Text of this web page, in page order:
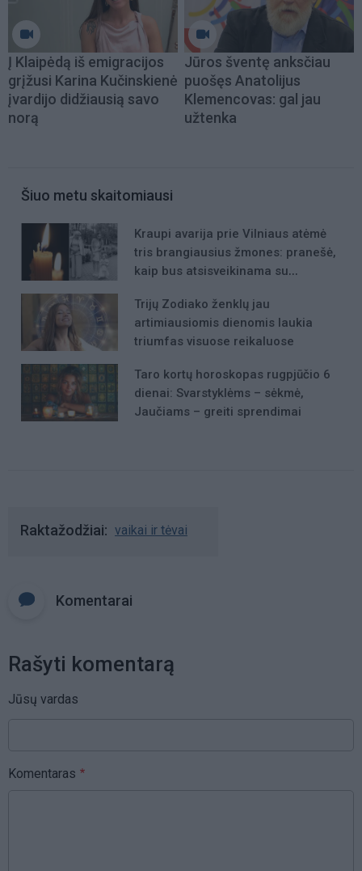
Į Klaipėdą iš emigracijos
grįžusi Karina Kučinskienė
įvardijo didžiausią savo
norą
Jūros šventę anksčiau
puošęs Anatolijus
Klemencovas: gal jau
užtenka
Šiuo metu skaitomiausi
Kraupi avarija prie Vilniaus atėmė
tris brangiausius žmones: pranešė,
kaip bus atsisveikinama su
Trijų Zodiako ženklų jau
artimiausiomis dienomis laukia
triumfas visuose reikaluose
Taro kortų horoskopas rugpjūčio 6
dienai: Svarstyklėms – sėkmė,
Jaučiams – greiti sprendimai
Raktažodžiai vaikai ir tėvai
Komentarai
Rašyti komentarą
Jūsų vardas
Komentaras